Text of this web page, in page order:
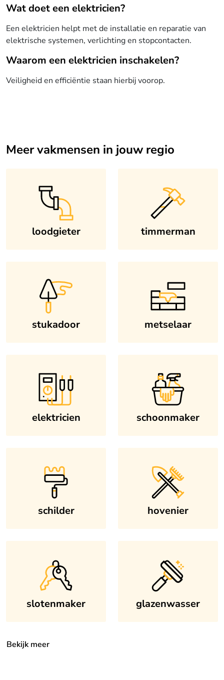
Wat doet een elektricien?
Een elektricien helpt met de installatie en reparatie van
elektrische systemen, verlichting en stopcontacten.
Waarom een elektricien inschakelen?
Veiligheid en efficiëntie staan hierbij voorop.
Meer vakmensen in jouw regio
loodgieter timmerman
stukadoor metselaar
elektricien schoonmaker
schilder hovenier
slotenmaker glazenwasser
Bekijk meer